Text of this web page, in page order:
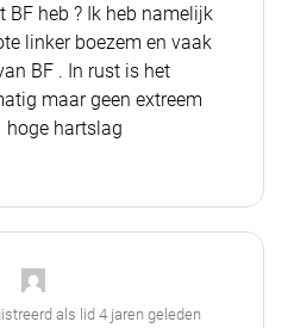
BF heb ? Ik heb namelijk
linker boezem en vaak
BF . In rust is het
maar geen extreem
hoge hartslag
als lid 4 jaren geleden